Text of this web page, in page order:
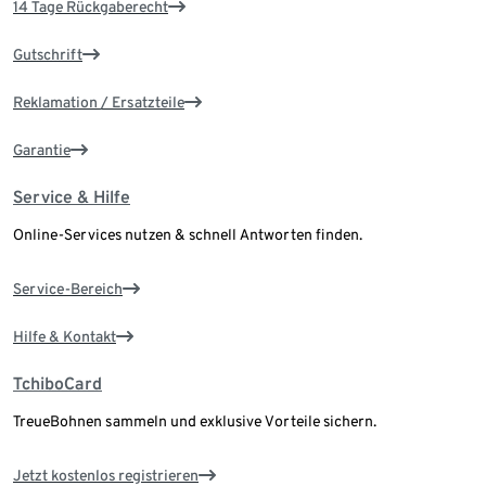
14 Tage Rückgaberecht
Gutschrift
Reklamation / Ersatzteile
Garantie
Service & Hilfe
Online-Services nutzen & schnell Antworten finden.
Service-Bereich
Hilfe & Kontakt
TchiboCard
TreueBohnen sammeln und exklusive Vorteile sichern.
Jetzt kostenlos registrieren